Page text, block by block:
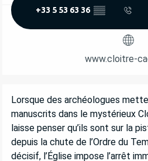
+33 5 53 63 36 ▒▒
www.cloitre-
DESCRIPTION
Lorsque des archéologues
manuscrits dans le mystérieux
laisse penser qu’ils sont sur la
depuis la chute de l’Ordre du
décisif, l’Église impose l’arrêt